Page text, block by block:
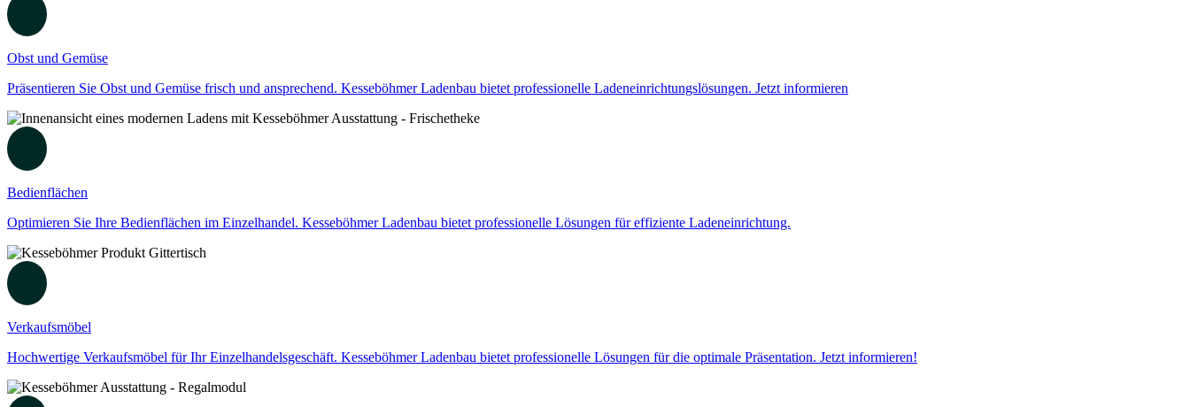
Obst und Gemüse
Präsentieren Sie Obst und Gemüse frisch und ansprechend. Kesseböhmer Ladenbau bietet professionelle Ladeneinrichtungslösungen. Jetzt informieren
Bedienflächen
Optimieren Sie Ihre Bedienflächen im Einzelhandel. Kesseböhmer Ladenbau bietet professionelle Lösungen für effiziente Ladeneinrichtung.
Verkaufsmöbel
Hochwertige Verkaufsmöbel für Ihr Einzelhandelsgeschäft. Kesseböhmer Ladenbau bietet professionelle Lösungen für die optimale Präsentation. Jetzt informieren!